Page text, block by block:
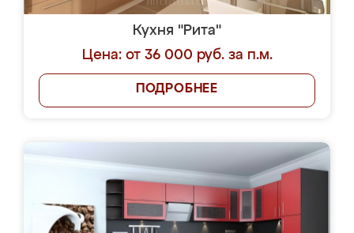
Кухня "Рита"
Цена: от 36 000 руб. за п.м.
ПОДРОБНЕЕ